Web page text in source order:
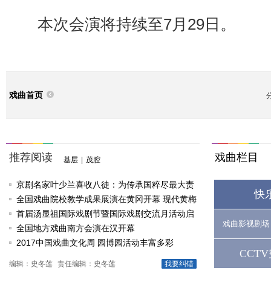
本次会演将持续至7月29日。
戏曲首页
推荐阅读 基层 茂腔
京剧名家叶少兰喜收八徒：为传承国粹尽最大责
任
全国戏曲院校教学成果展演在黄冈开幕 现代黄梅
戏《槐花谣》倾情..
首届汤显祖国际戏剧节暨国际戏剧交流月活动启
动
全国地方戏曲南方会演在汉开幕
2017中国戏曲文化周 园博园活动丰富多彩
我要纠错
编辑：史冬莲 责任编辑：史冬莲
戏曲栏目
快
戏曲影视剧场